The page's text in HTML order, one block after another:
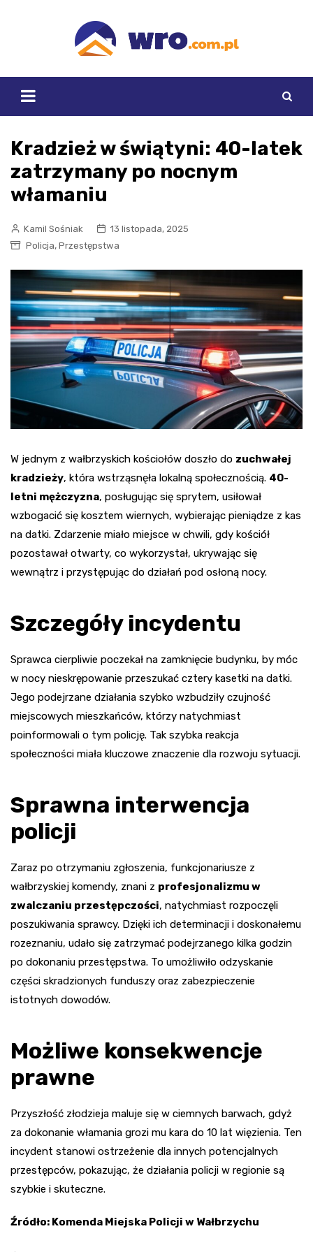
Kradzież w świątyni: 40-latek
zatrzymany po nocnym
włamaniu
Kamil Sośniak
13 listopada, 2025
Policja, Przestępstwa
W jednym z wałbrzyskich kościołów doszło do zuchwałej
kradzieży, która wstrząsnęła lokalną społecznością. 40-
letni mężczyzna, posługując się sprytem, usiłował
wzbogacić się kosztem wiernych, wybierając pieniądze z kas
na datki. Zdarzenie miało miejsce w chwili, gdy kościół
pozostawał otwarty, co wykorzystał, ukrywając się
wewnątrz i przystępując do działań pod osłoną nocy.
Szczegóły incydentu
Sprawca cierpliwie poczekał na zamknięcie budynku, by móc
w nocy nieskrępowanie przeszukać cztery kasetki na datki.
Jego podejrzane działania szybko wzbudziły czujność
miejscowych mieszkańców, którzy natychmiast
poinformowali o tym policję. Tak szybka reakcja
społeczności miała kluczowe znaczenie dla rozwoju sytuacji.
Sprawna interwencja
policji
Zaraz po otrzymaniu zgłoszenia, funkcjonariusze z
wałbrzyskiej komendy, znani z profesjonalizmu w
zwalczaniu przestępczości, natychmiast rozpoczęli
poszukiwania sprawcy. Dzięki ich determinacji i doskonałemu
rozeznaniu, udało się zatrzymać podejrzanego kilka godzin
po dokonaniu przestępstwa. To umożliwiło odzyskanie
części skradzionych funduszy oraz zabezpieczenie
istotnych dowodów.
Możliwe konsekwencje
prawne
Przyszłość złodzieja maluje się w ciemnych barwach, gdyż
za dokonanie włamania grozi mu kara do 10 lat więzienia. Ten
incydent stanowi ostrzeżenie dla innych potencjalnych
przestępców, pokazując, że działania policji w regionie są
szybkie i skuteczne.
Źródło: Komenda Miejska Policji w Wałbrzychu